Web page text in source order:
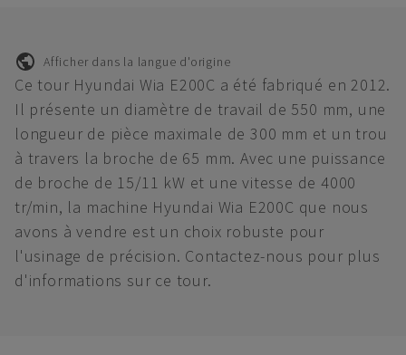
Afficher dans la langue d'origine
Ce tour Hyundai Wia E200C a été fabriqué en 2012.
Il présente un diamètre de travail de 550 mm, une
longueur de pièce maximale de 300 mm et un trou
à travers la broche de 65 mm. Avec une puissance
de broche de 15/11 kW et une vitesse de 4000
tr/min, la machine Hyundai Wia E200C que nous
avons à vendre est un choix robuste pour
l'usinage de précision. Contactez-nous pour plus
d'informations sur ce tour.